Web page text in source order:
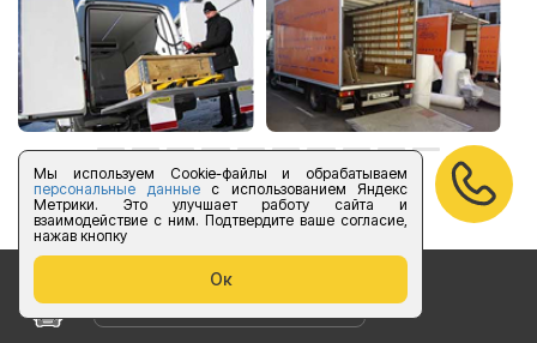
Мы используем Cookie-файлы и обрабатываем
персональные данныес использованием Яндекс
Метрики. Это улучшает работу сайта и
взаимодействие с ним. Подтвердите ваше согласие,
нажав кнопку
Ок
оставить отзыв
Бесплатный звонок по России